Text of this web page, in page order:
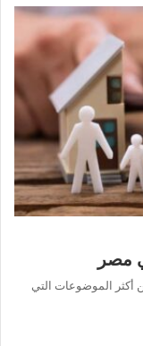
مصر
أكثر الموضوعات التي